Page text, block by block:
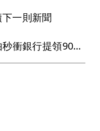
一則新聞
「姪女LINE急借錢」阿伯秒衝銀行提領90萬 警一通電話破解詐術